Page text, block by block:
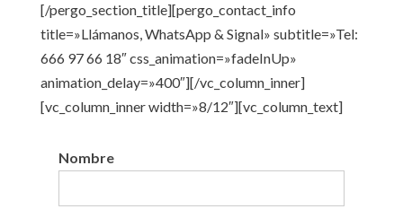
[/pergo_section_title][pergo_contact_info
title=»Llámanos, WhatsApp & Signal» subtitle=»Tel:
666 97 66 18″ css_animation=»fadeInUp»
animation_delay=»400″][/vc_column_inner]
[vc_column_inner width=»8/12″][vc_column_text]
Nombre